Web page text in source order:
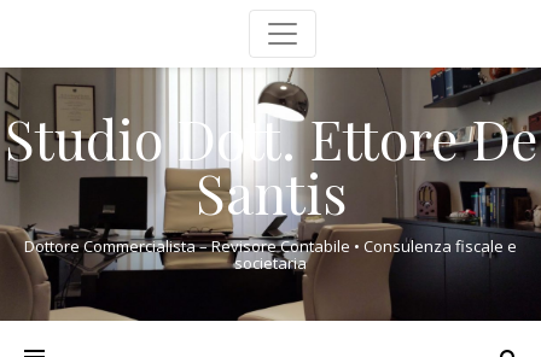
Studio Dott. Ettore De
Santis
Dottore Commercialista – Revisore Contabile • Consulenza fiscale e
societaria